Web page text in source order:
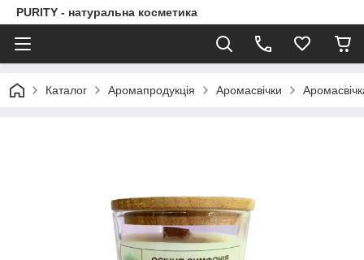
PURITY - натуральна косметика
Каталог Аромапродукція Аромасвічки